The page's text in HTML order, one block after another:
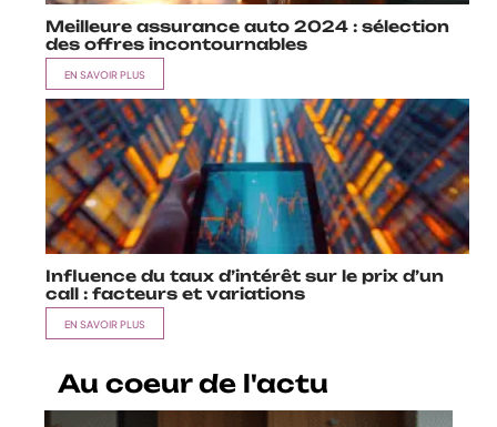
Meilleure assurance auto 2024 : sélection
des offres incontournables
EN SAVOIR PLUS
Influence du taux d’intérêt sur le prix d’un
call : facteurs et variations
EN SAVOIR PLUS
Au coeur de l'actu